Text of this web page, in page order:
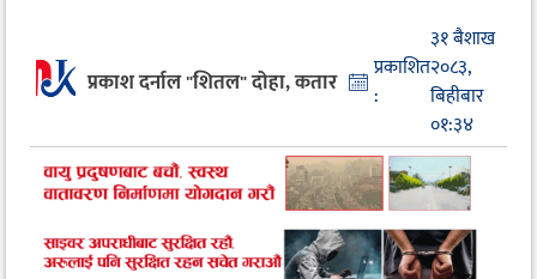
प्रकाश दर्नाल "शितल" दोहा, कतार
प्रकाशित
:
३१ बैशाख
२०८३,
बिहीबार
०१:३४